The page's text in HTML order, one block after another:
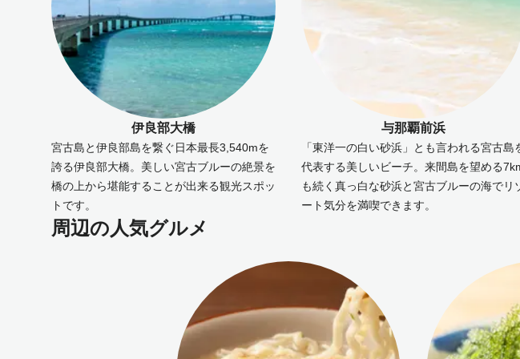
伊良部大橋
宮古島と伊良部島を繋ぐ日本最長3,540mを
誇る伊良部大橋。美しい宮古ブルーの絶景を
橋の上から堪能することが出来る観光スポッ
トです。
与那覇前浜
「東洋一の白い砂浜」とも言われる宮古島
代表する美しいビーチ。来間島を望める
も続く真っ白な砂浜と宮古ブルーの海でリ
ート気分を満喫できます。
周辺の人気グルメ